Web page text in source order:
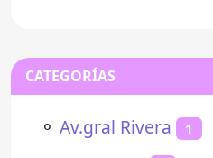
CATEGORÍAS
⚬ Av.gral Rivera 1